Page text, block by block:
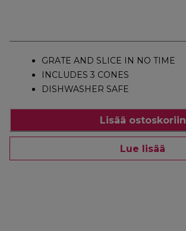
GRATE AND SLICE IN NO TIME
INCLUDES 3 CONES
DISHWASHER SAFE
Lisää ostoskoriin
Lue lisää